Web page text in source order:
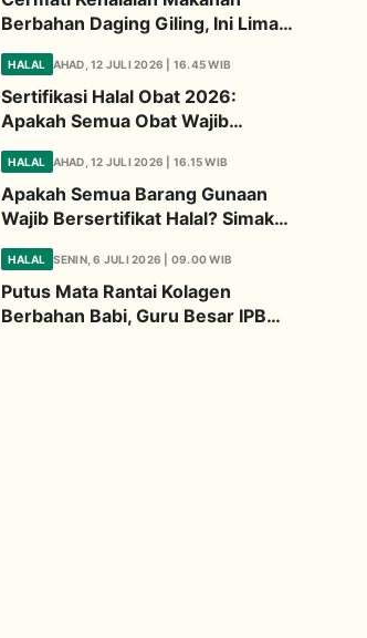
Berbahan Daging Giling, Ini Lima
Diperhatikan
HALAL AHAD, 12 JULI 2026 | 16.45 WIB
Sertifikasi Halal Obat 2026:
Apakah Semua Obat Wajib
Penjelasannya
HALAL AHAD, 12 JULI 2026 | 16.15 WIB
Apakah Semua Barang Gunaan
Wajib Bersertifikat Halal? Simak
HALAL SENIN, 6 JULI 2026 | 09.00 WIB
Putus Mata Rantai Kolagen
Berbahan Babi, Guru Besar IPB